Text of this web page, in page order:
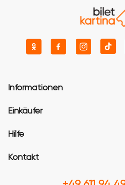
Informationen
Einkäufer
Hilfe
Kontakt